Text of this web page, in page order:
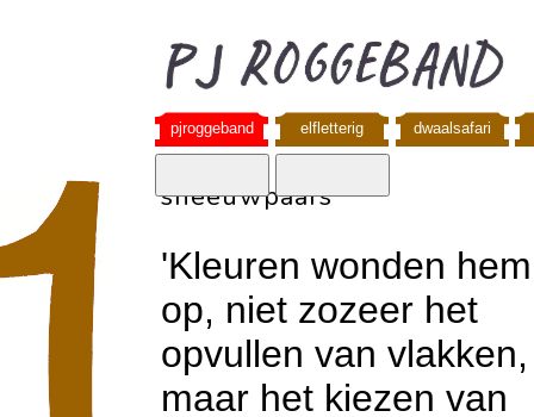
pjroggeband elfletterig dwaalsafari
sneeuwpaars
'Kleuren wonden hem
op, niet zozeer het
opvullen van vlakken,
maar het kiezen van